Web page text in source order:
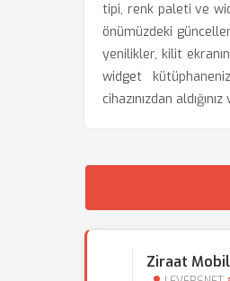
tipi, renk paleti ve
önümüzdeki
yenilikler, kilit
widget
cihazınızdan
Ziraat Mobil